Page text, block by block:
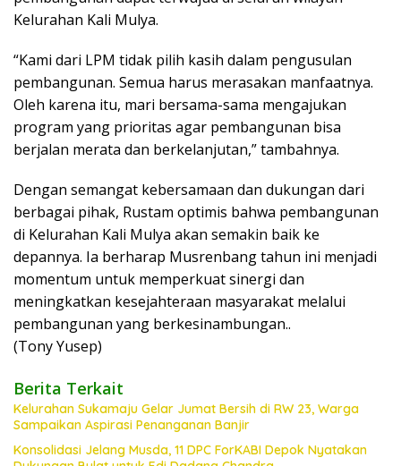
Kelurahan Kali Mulya.
“Kami dari LPM tidak pilih kasih dalam pengusulan
pembangunan. Semua harus merasakan manfaatnya.
Oleh karena itu, mari bersama-sama mengajukan
program yang prioritas agar pembangunan bisa
berjalan merata dan berkelanjutan,” tambahnya.
Dengan semangat kebersamaan dan dukungan dari
berbagai pihak, Rustam optimis bahwa pembangunan
di Kelurahan Kali Mulya akan semakin baik ke
depannya. Ia berharap Musrenbang tahun ini menjadi
momentum untuk memperkuat sinergi dan
meningkatkan kesejahteraan masyarakat melalui
pembangunan yang berkesinambungan..
(Tony Yusep)
Berita Terkait
Kelurahan Sukamaju Gelar Jumat Bersih di RW 23, Warga
Sampaikan Aspirasi Penanganan Banjir
Konsolidasi Jelang Musda, 11 DPC ForKABI Depok Nyatakan